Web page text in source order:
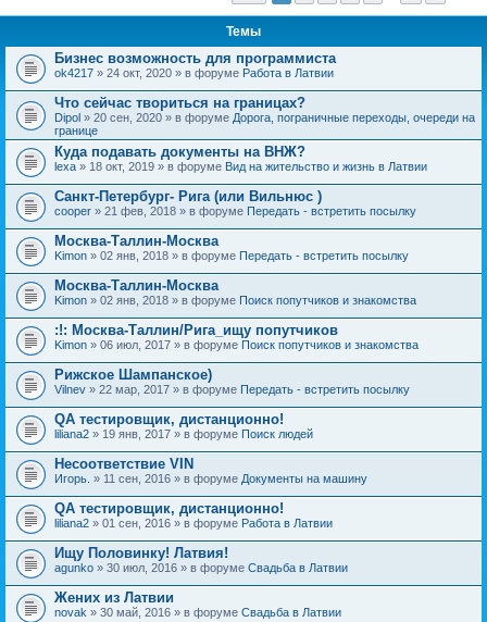
Темы
Бизнес возможность для программиста
ok4217 » 24 окт, 2020 » в форуме Работа в Латвии
Что сейчас твориться на границах?
Dipol » 20 сен, 2020 » в форуме Дорога, пограничные переходы, очереди на
границе
Куда подавать документы на ВНЖ?
lexa » 18 окт, 2019 » в форуме Вид на жительство и жизнь в Латвии
Санкт-Петербург- Рига (или Вильнюс )
cooper » 21 фев, 2018 » в форуме Передать - встретить посылку
Москва-Таллин-Москва
Kimon » 02 янв, 2018 » в форуме Передать - встретить посылку
Москва-Таллин-Москва
Kimon » 02 янв, 2018 » в форуме Поиск попутчиков и знакомства
:!: Москва-Таллин/Рига_ищу попутчиков
Kimon » 06 июл, 2017 » в форуме Поиск попутчиков и знакомства
Рижское Шампанское)
Vilnev » 22 мар, 2017 » в форуме Передать - встретить посылку
QA тестировщик, дистанционно!
liliana2 » 19 янв, 2017 » в форуме Поиск людей
Несоответствие VIN
Игорь. » 11 сен, 2016 » в форуме Документы на машину
QA тестировщик, дистанционно!
liliana2 » 01 сен, 2016 » в форуме Работа в Латвии
Ищу Половинку! Латвия!
agunko » 30 июл, 2016 » в форуме Свадьба в Латвии
Жених из Латвии
novak » 30 май, 2016 » в форуме Свадьба в Латвии